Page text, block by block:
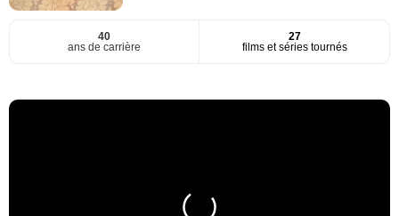
40
ans de carrière
27
films et séries tournés